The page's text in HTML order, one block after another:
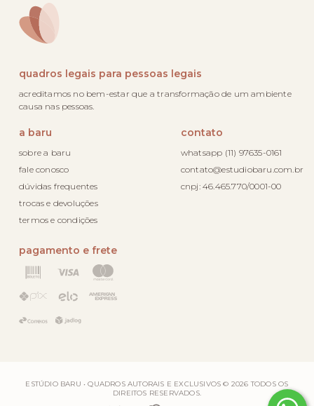
quadros legais para pessoas legais
acreditamos no bem-estar que a transformação de um ambiente
causa nas pessoas.
a baru
sobre a baru
fale conosco
dúvidas frequentes
trocas e devoluções
termos e condições
contato
whatsapp (11) 97635-0161
contato@estudiobaru.com.br
cnpj: 46.465.770/0001-00
pagamento e frete
ESTÚDIO BARU • QUADROS AUTORAIS E EXCLUSIVOS © 2026 TODOS OS
DIREITOS RESERVADOS.